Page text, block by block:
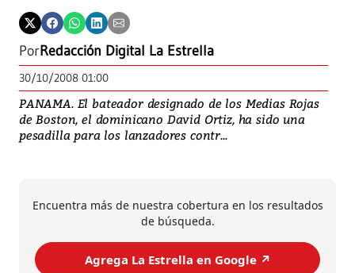
PorRedacción Digital La Estrella
30/10/2008 01:00
PANAMA. El bateador designado de los Medias Rojas
de Boston, el dominicano David Ortiz, ha sido una
pesadilla para los lanzadores contr...
Encuentra más de nuestra cobertura en los resultados
de búsqueda.
Agrega La Estrella en Google ↗️